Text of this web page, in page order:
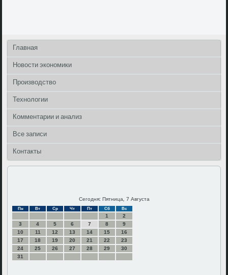
Главная
Новости экономики
Производство
Технологии
Комментарии и анализ
Все записи
Контакты
Сегодня: Пятница, 7 Августа
Пн Вт Ср Чт Пт Сб Вс
1
2
3
4 5 6 7 8
9
10
11 12 13 14 15
16
17
18 19 20 21 22
23
24
25 26 27 28 29
30
31